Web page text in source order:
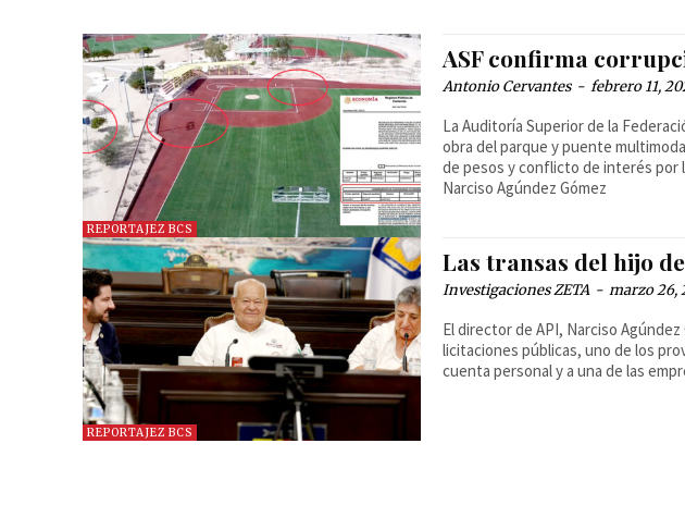
REPORTAJEZ BCS
ASF confirma
Antonio Cervantes - febrero 11,
La Auditoría Superior de la
obra del parque y puente
de pesos y conflicto de interés por
Narciso Agúndez Gómez
REPORTAJEZ BCS
Las transas del hijo
Investigaciones ZETA - marzo 26,
El director de API, Narciso
licitaciones públicas, uno de los
cuenta personal y a una de las